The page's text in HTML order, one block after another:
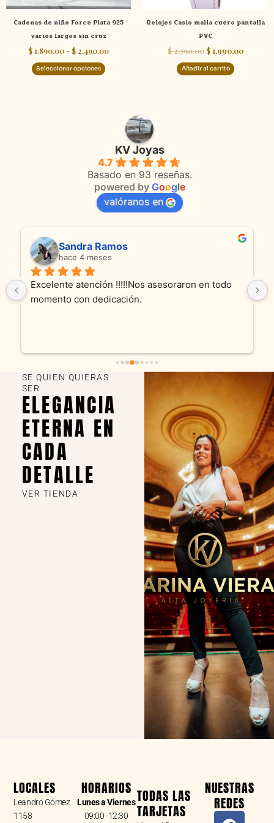
Cadenas de niño Force Plata 925
varios largos sin cruz
$ 1.890,00- $ 2.490,00
Seleccionar opciones
elegir
en
la
página
de
Relojes Casio malla cuero pantalla
PVC
$2.390,00 $ 1.990,00
Añadir al carrito
KV Joyas
4.7
Basado en 93 reseñas.
powered by Google
valóranos en
Sandra Ramos
hace 4 meses
Excelente atención !!!!!Nos asesoraron en todo
momento con dedicación.
SE QUIEN QUIERAS
SER
ELEGANCIA
ETERNA EN
CADA
DETALLE
VER TIENDA
LOCALES
Leandro Gómez
1158
HORARIOS
Lunes a Viernes
09:00 -12:30
TODAS LAS
TARJETAS
NUESTRAS
REDES
F
I
W